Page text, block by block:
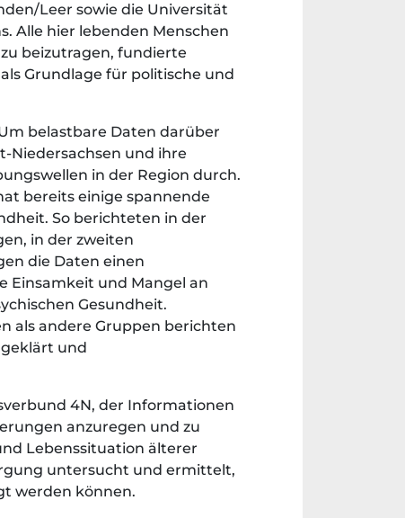
Leer sowie die Universität
Alle hier lebenden Menschen
beizutragen, fundierte
Grundlage für politische und
belastbare Daten darüber
Niedersachsen und ihre
in der Region durch.
bereits einige spannende
So berichteten in der
in der zweiten
die Daten einen
Einsamkeit und Mangel an
Gesundheit.
als andere Gruppen berichten
und
4N, der Informationen
anzuregen und zu
Lebenssituation älterer
untersucht und ermittelt,
werden können.